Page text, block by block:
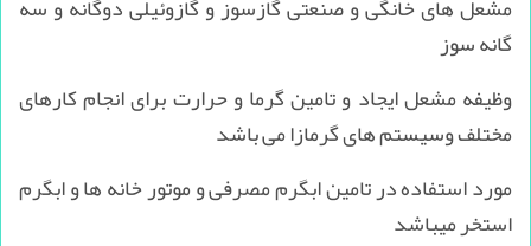
گانه سوز
وظیفه مشعل ایجاد و تامین گرما و حرارت برای انجام کارهای
مختلف وسیستم های گرمازا می باشد
مورد استفاده در تامین ابگرم مصرفی و موتور خانه ها و ابگرم
استخر میباشد